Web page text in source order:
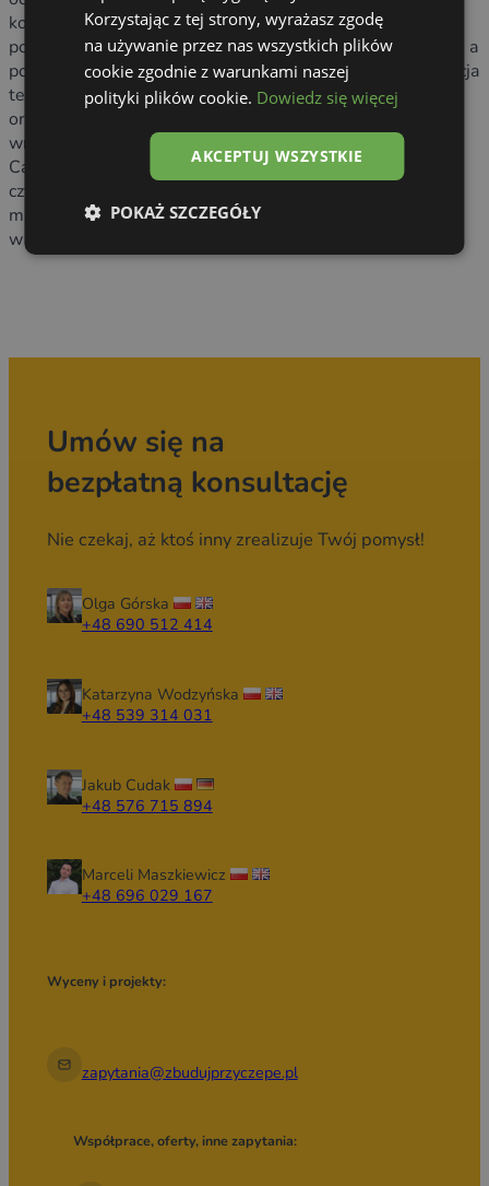
kompozyty o podwyższonej wytrzymałości. Ściany
pokrywamy materiałami odpornymi na wilgoć i chemikalia, a
podłogi wykańczamy antypoślizgowymi okładzinami. Izolacja
termiczna i akustyczna to standard. Używamy pianki PIR
oraz specjalnych płyt warstwowych, które sprawiają, że
wnętrze przyczepy jest komfortowe o każdej porze roku.
Całość zabezpieczamy powłokami, które ułatwiają
czyszczenie i utrzymanie higieny. Dzięki temu otrzymujesz
miejsce pracy, które wygląda profesjonalnie i sprawdza się
w intensywnym użytkowaniu.
Umów się na
bezpłatną konsultację
Nie czekaj, aż ktoś inny zrealizuje Twój pomysł!
Olga Górska
+48 690 512 414
Katarzyna Wodzyńska
+48 539 314 031
Jakub Cudak
+48 576 715 894
Marceli Maszkiewicz
+48 696 029 167
Wyceny i projekty:
zapytania@zbudujprzyczepe.pl
Współprace, oferty, inne zapytania:
Korzystając z tej strony, wyrażasz zgodę
na używanie przez nas wszystkich plików
cookie zgodnie z warunkami naszej
polityki plików cookie. Dowiedz się więcej
AKCEPTUJ WSZYSTKIE
POKAŻ SZCZEGÓŁY